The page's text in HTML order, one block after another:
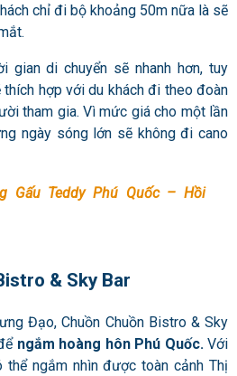
chỉ đi bộ khoảng 50m nữa là sẽ
gian di chuyển sẽ nhanh hơn, tuy
hợp với du khách đi theo đoàn
tham gia. Vì mức giá cho một lần
ngày sóng lớn sẽ không đi cano
Gấu Teddy Phú Quốc – Hồi
& Sky Bar
Đạo, Chuồn Chuồn Bistro & Sky
ngắm hoàng hôn Phú Quốc.Với
ngắm nhìn được toàn cảnh Thị